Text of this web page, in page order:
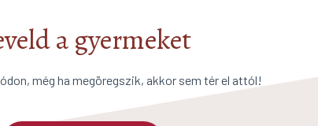
a gyermeket
még ha megöregszik, akkor sem tér el attól!